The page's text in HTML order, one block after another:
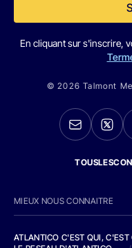
En cliquant sur s'inscrire,
© 2026 Talmont
MIEUX NOUS CONNAITRE
ATLANTICO C'EST QUI, C'EST